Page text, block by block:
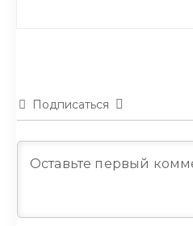
Подписаться